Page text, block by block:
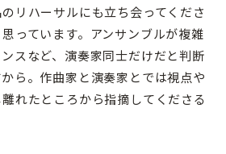
リハーサルにも立ち会ってくださ
っています。アンサンブルが複雑
スなど、演奏家同士だけだと判断
ら。作曲家と演奏家とでは視点や
れたところから指摘してくださる